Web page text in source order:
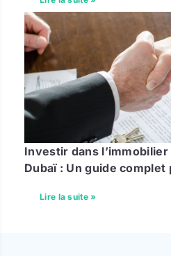
Investir dans
Dubaï : Un guide
Lire la suite »